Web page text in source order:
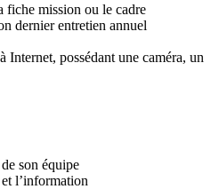
fiche mission ou le cadre
dernier entretien annuel
Internet, possédant une caméra, un
son équipe
l’information